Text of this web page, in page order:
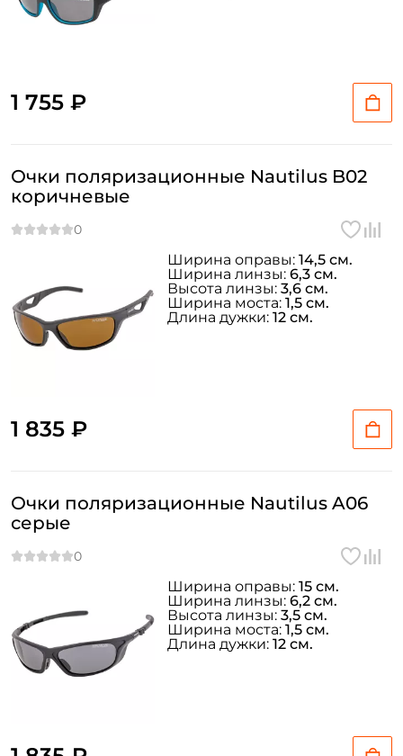
1 755 ₽
Очки поляризационные Nautilus B02
коричневые
1 835 ₽
Ширина оправы: 14,5 см.
Ширина линзы: 6,3 см.
Высота линзы: 3,6 см.
Ширина моста: 1,5 см.
Длина дужки: 12 см.
Очки поляризационные Nautilus A06
серые
Ширина оправы: 15 см.
Ширина линзы: 6,2 см.
Высота линзы: 3,5 см.
Ширина моста: 1,5 см.
Длина дужки: 12 см.